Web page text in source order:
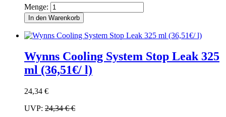
Menge:
In den Warenkorb
Wynns Cooling System Stop Leak 325
ml (36,51€/ l)
24,34 €
UVP: 24,34 €€